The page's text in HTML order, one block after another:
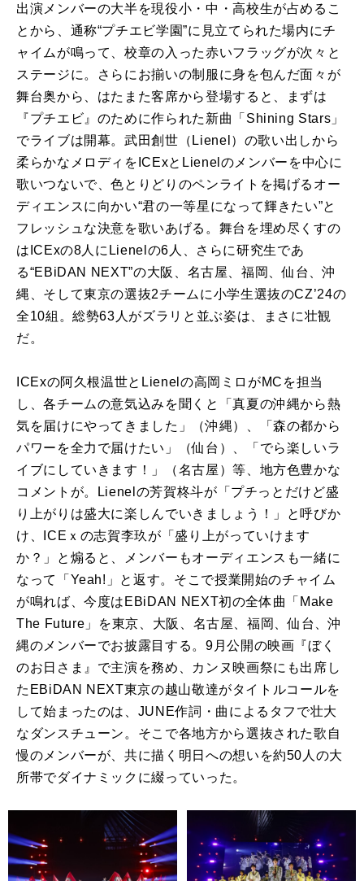
出演メンバーの大半を現役小・中・高校生が占めるこ
とから、通称“プチエビ学園”に見立てられた場内にチ
ャイムが鳴って、校章の入った赤いフラッグが次々と
ステージに。さらにお揃いの制服に身を包んだ面々が
舞台奥から、はたまた客席から登場すると、まずは
『プチエビ』のために作られた新曲「 Shining Stars 」
でライブは開幕。武田創世（ Lienel ）の歌い出しから
柔らかなメロディを ICExと Lienel のメンバーを中心に
歌いつないで、色とりどりのペンライトを掲げるオー
ディエンスに向かい“君の一等星になって輝きたい”と
フレッシュな決意を歌いあげる。舞台を埋め尽くすの
は ICExの8人に Lienel の6 人、さらに研究生であ
る“EBiDAN NEXT”の大阪、名古屋、福岡、仙台、沖
縄、そして東京の選抜2チームに小学生選抜のCZ’24の
全10組。総勢63 人がズラリと並ぶ姿は、まさに壮観
だ。
ICExの阿久根温世と Lienel の高岡ミロがMC を担当
し、各チームの意気込みを聞くと「真夏の沖縄から熱
気を届けにやってきました」（沖縄）、「森の都から
パワーを全力で届けたい」（仙台）、「でら楽しいラ
イブにしていきます！」（名古屋）等、地方色豊かな
コメントが。
Lienel の芳賀柊斗が「プチっとだけど盛
り上がりは盛大に楽しんでいきましょう！」と呼びか
け、
ICE ｘの志賀李玖が「盛り上がっていけます
か？」と煽ると、メンバーもオーディエンスも一緒に
なって「 Yeah! 」と返す。そこで授業開始のチャイム
が鳴れば、今度は EBiDAN NEXT初の全体曲「 Make
The Future 」を東京、大阪、名古屋、福岡、仙台、沖
縄のメンバーでお披露目する。9月公開の映画『ぼく
のお日さま』で主演を務め、カンヌ映画祭にも出席し
た EBiDAN NEXT東京の越山敬達がタイトルコールを
して始まったのは、 JUNE作詞・曲によるタフで壮大
なダンスチューン。そこで各地方から選抜された歌自
慢のメンバーが、共に描く明日への想いを約50 人の大
所帯でダイナミックに綴っていった。